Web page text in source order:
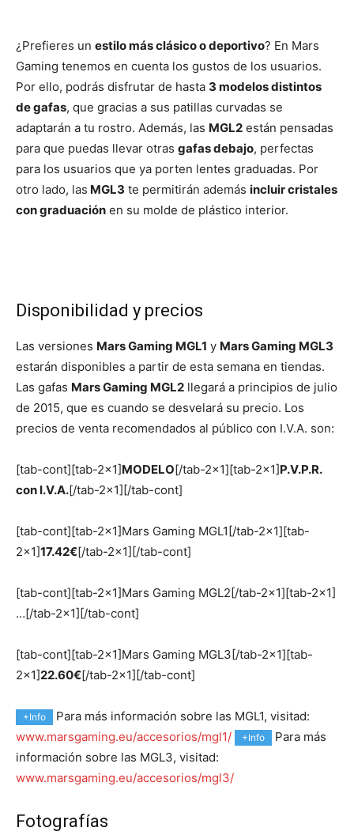
¿Prefieres un estilo más clásico o deportivo? En Mars
Gaming tenemos en cuenta los gustos de los usuarios.
Por ello, podrás disfrutar de hasta 3 modelos distintos
de gafas, que gracias a sus patillas curvadas se
adaptarán a tu rostro. Además, las MGL2 están pensadas
para que puedas llevar otras gafas debajo, perfectas
para los usuarios que ya porten lentes graduadas. Por
otro lado, las MGL3 te permitirán además incluir cristales
con graduación en su molde de plástico interior.
Disponibilidad y precios
Las versiones Mars Gaming MGL1 y Mars Gaming MGL3
estarán disponibles a partir de esta semana en tiendas.
Las gafas Mars Gaming MGL2 llegará a principios de julio
de 2015, que es cuando se desvelará su precio. Los
precios de venta recomendados al público con I.V.A. son:
[tab-cont][tab-2×1]MODELO[/tab-2×1][tab-2×1]P.V.P.R.
con I.V.A.[/tab-2×1][/tab-cont]
[tab-cont][tab-2×1]Mars Gaming MGL1[/tab-2×1][tab-
2×1]17.42€[/tab-2×1][/tab-cont]
[tab-cont][tab-2×1]Mars Gaming MGL2[/tab-2×1][tab-2×1]
…[/tab-2×1][/tab-cont]
[tab-cont][tab-2×1]Mars Gaming MGL3[/tab-2×1][tab-
2×1]22.60€[/tab-2×1][/tab-cont]
+Info
Para más información sobre las MGL1, visitad:
www.marsgaming.eu/accesorios/mgl1/
+Info
Para más
información sobre las MGL3, visitad:
www.marsgaming.eu/accesorios/mgl3/
Fotografías